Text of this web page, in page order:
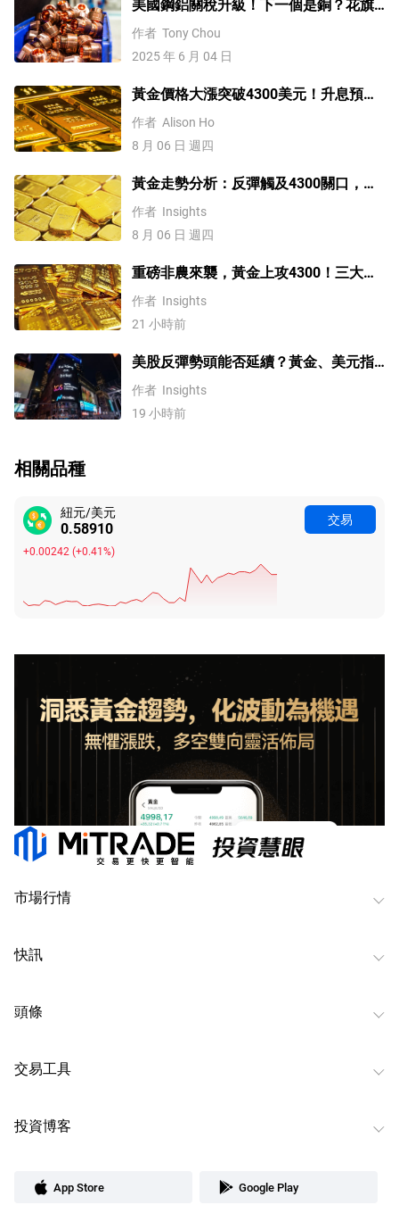
美國鋼鋁關稅升級！下一個是銅？花旗
這樣說
作者 Tony Chou
2025 年 6 月 04 日
黃金價格大漲突破4300美元！升息預期
降溫疊加央行購金，未來持續漲？
作者 Alison Ho
8 月 06 日 週四
黃金走勢分析：反彈觸及4300關口，
「雙底」確立劍指這一目標！
作者 Insights
8 月 06 日 週四
重磅非農來襲，黃金上攻4300！三大因
素預示金價升勢有望延續
作者 Insights
21 小時前
美股反彈勢頭能否延續？黃金、美元指
數、費半指數、納指100技術分析
作者 Insights
19 小時前
相關品種
紐元/美元
0.58910
+0.00242 (+0.41%)
交易
市場行情
快訊
頭條
交易工具
投資博客
App Store Google Play